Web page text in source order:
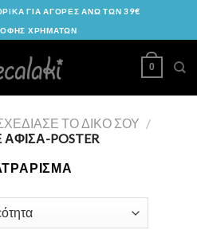
ΓΙΑ ΑΓΟΡΕΣ ΑΝΩ ΤΩΝ 39€
ΧΡΗΜΑΤΩΝ
0
ΤΟ ΔΙΚΌ ΣΟΥ /
POSTER